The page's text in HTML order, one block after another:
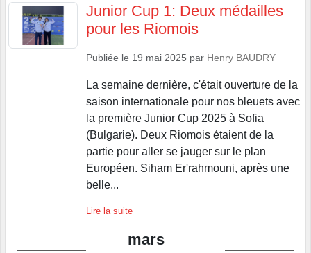
Junior Cup 1: Deux médailles
pour les Riomois
Publiée le 19 mai 2025 par Henry BAUDRY
La semaine dernière, c'était ouverture de la
saison internationale pour nos bleuets avec
la première Junior Cup 2025 à Sofia
(Bulgarie). Deux Riomois étaient de la
partie pour aller se jauger sur le plan
Européen. Siham Er'rahmouni, après une
belle...
Lire la suite
mars